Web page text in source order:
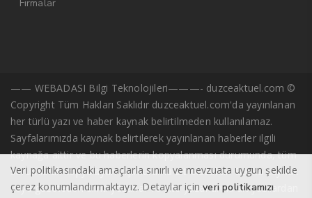
Firmalar
—— WEBADASI Bilgi Teknolojileri———- duzceaktuel.com ©
Copyright Tüm Hakları Saklıdır duzceaktuel.com'da yayınlanan
her türlü yazı ve haber kaynak belirtilmeden kullanılamaz.
Sayfalarımızda kaynak belirtilerek yayınlanan haberler ilgili
kaynağa aittir ve bu haberlerin kopyalanması durumunda, tüm
sorumluluk kopyalayan kişi/kuruma ait olacaktır. Başka kaynak
veya gazeteden alıntı yazarlar ve site yazarlarına ait yazılardan
Veri politikasındaki amaçlarla sınırlı ve mevzuata uygun şekilde
çerez konumlandırmaktayız. Detaylar içinveri politikamızı